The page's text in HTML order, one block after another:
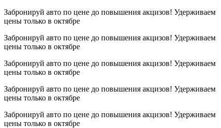
Забронируй авто по цене до повышения акцизов! Удерживаем
цены только в октябре
Забронируй авто по цене до повышения акцизов! Удерживаем
цены только в октябре
Забронируй авто по цене до повышения акцизов! Удерживаем
цены только в октябре
Забронируй авто по цене до повышения акцизов! Удерживаем
цены только в октябре
Забронируй авто по цене до повышения акцизов! Удерживаем
цены только в октябре